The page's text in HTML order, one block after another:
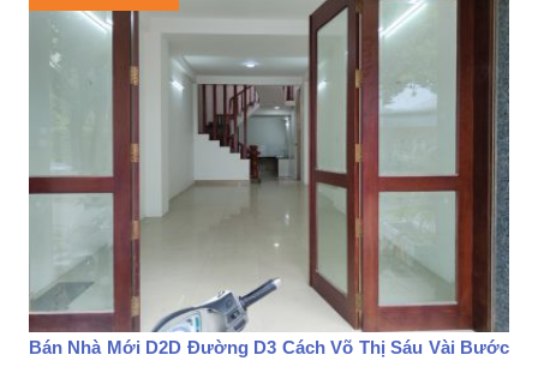
Bán Nhà Mới D2D Đường D3 Cách Võ Thị Sáu Vài Bước